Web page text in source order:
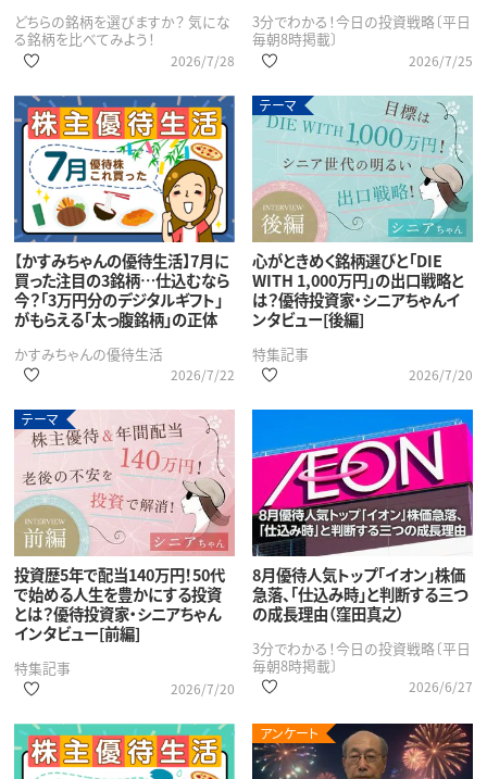
どちらの銘柄を選びますか？ 気にな
る銘柄を比べてみよう！
2026/7/28
3分でわかる！今日の投資戦略〔平日
毎朝8時掲載〕
2026/7/25
【かすみちゃんの優待生活】7月に
買った注目の3銘柄…仕込むなら
今？「3万円分のデジタルギフト」
がもらえる「太っ腹銘柄」の正体
かすみちゃんの優待生活
2026/7/22
テーマ
心がときめく銘柄選びと「DIE
WITH 1,000万円」の出口戦略と
は？優待投資家・シニアちゃんイ
ンタビュー[後編]
特集記事
2026/7/20
テーマ
投資歴5年で配当140万円！50代
で始める人生を豊かにする投資
とは？優待投資家・シニアちゃん
インタビュー[前編]
特集記事
2026/7/20
8月優待人気トップ「イオン」株価
急落、「仕込み時」と判断する三つ
の成長理由（窪田真之）
3分でわかる！今日の投資戦略〔平日
毎朝8時掲載〕
2026/6/27
アンケート